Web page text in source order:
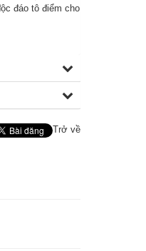
đáo tô điểm cho
Trở về